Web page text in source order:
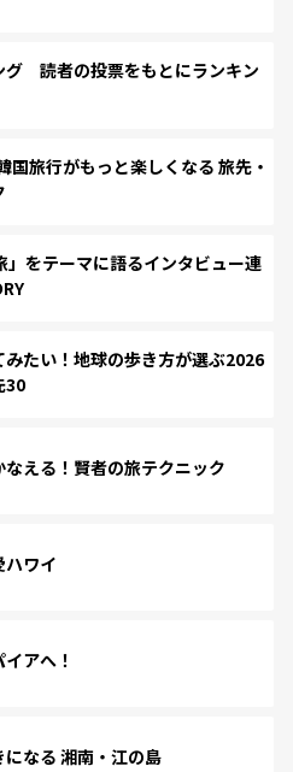
グ 読者の投票をもとにランキン
旅行がもっと楽しくなる 旅先・
」をテーマに語るインタビュー連
たい！地球の歩き方が選ぶ2026
30
える！賢者の旅テクニック
ワイ
アへ！
なる 湘南・江の島